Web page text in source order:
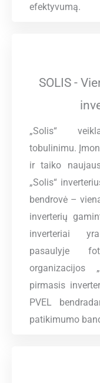
efektyvumą.
SOLIS -
„Solis“
tobulinimu.
ir taiko
„Solis“
bendrovė –
inverterių
inverteriai
pasaulyje
organizacijos
pirmasis
PVEL
patikimumo